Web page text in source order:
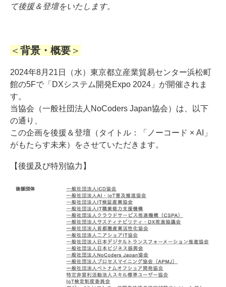
て後援＆登壇をいたします。
＜ 背景・概要 ＞
2024年8月21日（水）東京都立産業貿易センター浜松町
館の5Fで「DXシステム開発Expo 2024」が開催されま
す。
当協会（一般社団法人NoCoders Japan協会）は、以下
の通り、
この企画を後援＆登壇（タイトル：「ノーコード × AI」
がもたらす未来）をさせていただきます。
【後援及び特別協力】